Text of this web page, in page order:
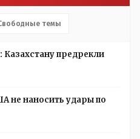
темы
Казахстану предрекли
не наносить удары по